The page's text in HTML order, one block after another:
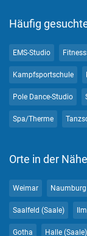
Häufig
EMS-Studio
Kampfsportschule
Pole Dance-Studio
Spa/Therme
Orte in der Nähe
Weimar
Saalfeld (Saale)
Gotha Halle (Saale)